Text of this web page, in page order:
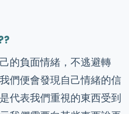
的負面情緒，不逃避轉
們便會發現自己情緒的信
代表我們重視的東西受到